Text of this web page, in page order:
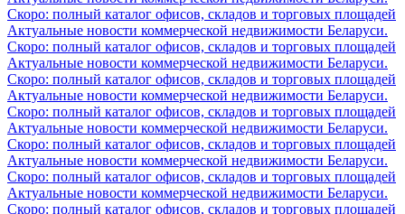
Скоро: полный каталог офисов, складов и торговых площадей
Актуальные новости коммерческой недвижимости Беларуси.
Скоро: полный каталог офисов, складов и торговых площадей
Актуальные новости коммерческой недвижимости Беларуси.
Скоро: полный каталог офисов, складов и торговых площадей
Актуальные новости коммерческой недвижимости Беларуси.
Скоро: полный каталог офисов, складов и торговых площадей
Актуальные новости коммерческой недвижимости Беларуси.
Скоро: полный каталог офисов, складов и торговых площадей
Актуальные новости коммерческой недвижимости Беларуси.
Скоро: полный каталог офисов, складов и торговых площадей
Актуальные новости коммерческой недвижимости Беларуси.
Скоро: полный каталог офисов, складов и торговых площадей